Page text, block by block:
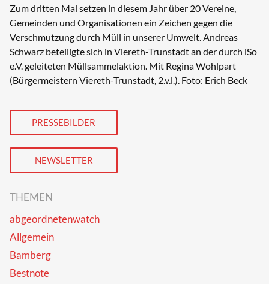
Zum dritten Mal setzen in diesem Jahr über 20 Vereine,
Gemeinden und Organisationen ein Zeichen gegen die
Verschmutzung durch Müll in unserer Umwelt. Andreas
Schwarz beteiligte sich in Viereth-Trunstadt an der durch iSo
e.V. geleiteten Müllsammelaktion. Mit Regina Wohlpart
(Bürgermeistern Viereth-Trunstadt, 2.v.l.). Foto: Erich Beck
PRESSEBILDER
NEWSLETTER
THEMEN
abgeordnetenwatch
Allgemein
Bamberg
Bestnote